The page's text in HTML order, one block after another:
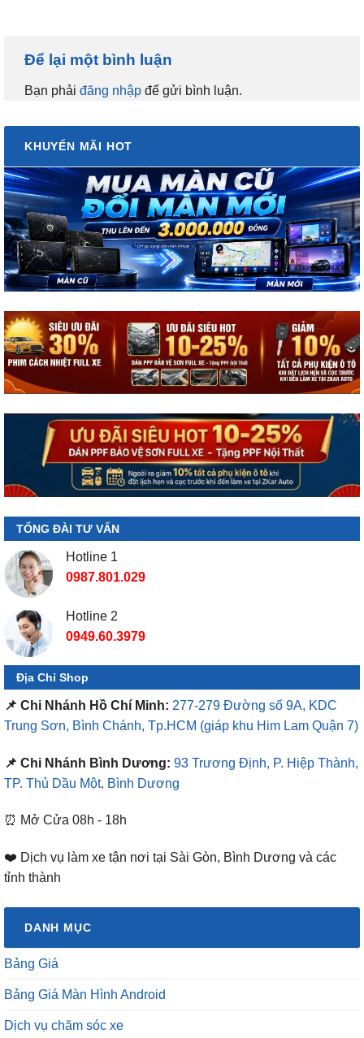
Để lại một bình luận
Bạn phải đăng nhập để gửi bình luận.
KHUYẾN MÃI HOT
TỔNG ĐÀI TƯ VẤN
Hotline 1
0987.801.029
Hotline 2
0949.60.3979
Địa Chỉ Shop
📌 Chi Nhánh Hồ Chí Minh: 277-279 Đường số 9A, KDC
Trung Sơn, Bình Chánh, Tp.HCM (giáp khu Him Lam Quận 7)
📌 Chi Nhánh Bình Dương: 93 Trương Định, P. Hiệp Thành,
TP. Thủ Dầu Một, Bình Dương
⏰ Mở Cửa 08h - 18h
❤️ Dịch vụ làm xe tận nơi tại Sài Gòn, Bình Dương và các
tỉnh thành
DANH MỤC
Bảng Giá
Bảng Giá Màn Hình Android
Dịch vụ chăm sóc xe